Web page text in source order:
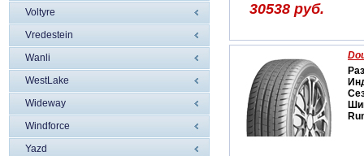
Voltyre
Vredestein
Wanli
WestLake
Wideway
Windforce
Yazd
30538 руб.